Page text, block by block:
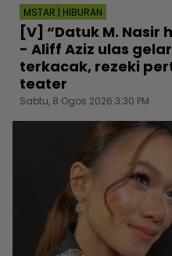
MSTAR | HIBURAN
[V] “Datuk M. Nasir
- Aliff Aziz ulas
terkacak, rezeki
teater
Sabtu, 8 Ogos 2026 3:30 PM